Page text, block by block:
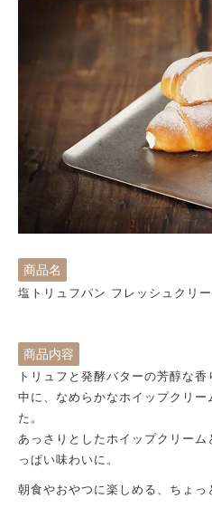
商品名
塩トリュフパン フレッシュクリ
商品内容
トリュフと発酵バターの芳醇な
中に、なめらかなホイップクリー
た。
あっさりとしたホイップクリー
っぱい味わいに。
朝食やおやつに楽しめる、ちょっ